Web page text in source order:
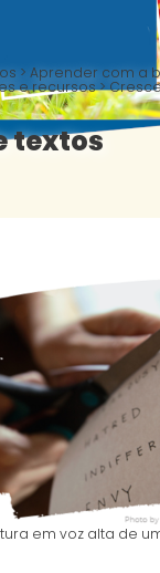
>Aprender com a
e recursos>
textos
em voz alta de